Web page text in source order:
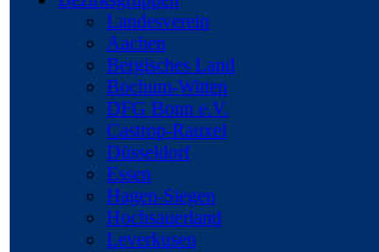
Landesverein
Aachen
Bergisches Land
Bochum-Witten
DFG Bonn e.V.
Castrop-Rauxel
Düsseldorf
Essen
Hagen-Siegen
Hochsauerland
Leverkusen